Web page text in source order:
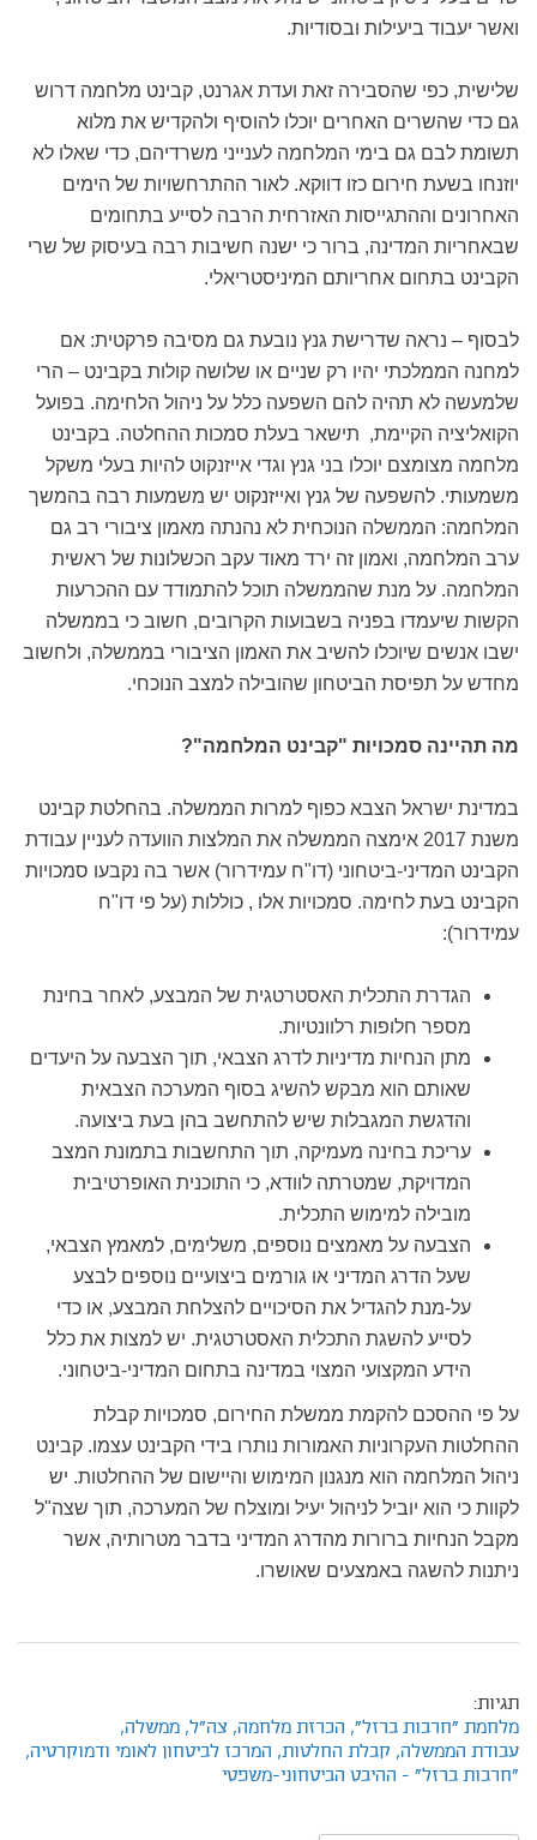
ואשר יעבוד ביעילות ובסודיות.
שלישית, כפי שהסבירה זאת ועדת אגרנט, קבינט מלחמה דרוש
גם כדי שהשרים האחרים יוכלו להוסיף ולהקדיש את מלוא
תשומת לבם גם בימי המלחמה לענייני משרדיהם, כדי שאלו לא
יוזנחו בשעת חירום כזו דווקא. לאור ההתרחשויות של הימים
האחרונים וההתגייסות האזרחית הרבה לסייע בתחומים
שבאחריות המדינה, ברור כי ישנה חשיבות רבה בעיסוק של שרי
הקבינט בתחום אחריותם המיניסטריאלי.
לבסוף – נראה שדרישת גנץ נובעת גם מסיבה פרקטית: אם
למחנה הממלכתי יהיו רק שניים או שלושה קולות בקבינט – הרי
שלמעשה לא תהיה להם השפעה כלל על ניהול הלחימה. בפועל
הקואליציה הקיימת, תישאר בעלת סמכות ההחלטה. בקבינט
מלחמה מצומצם יוכלו בני גנץ וגדי אייזנקוט להיות בעלי משקל
משמעותי. להשפעה של גנץ ואייזנקוט יש משמעות רבה בהמשך
המלחמה: הממשלה הנוכחית לא נהנתה מאמון ציבורי רב גם
ערב המלחמה, ואמון זה ירד מאוד עקב הכשלונות של ראשית
המלחמה. על מנת שהממשלה תוכל להתמודד עם ההכרעות
הקשות שיעמדו בפניה בשבועות הקרובים, חשוב כי בממשלה
ישבו אנשים שיוכלו להשיב את האמון הציבורי בממשלה, ולחשוב
מחדש על תפיסת הביטחון שהובילה למצב הנוכחי.
מה תהיינה סמכויות "קבינט המלחמה"?
במדינת ישראל הצבא כפוף למרות הממשלה. בהחלטת קבינט
משנת 2017 אימצה הממשלה את המלצות הוועדה לעניין עבודת
הקבינט המדיני-ביטחוני (דו"ח עמידרור) אשר בה נקבעו סמכויות
הקבינט בעת לחימה. סמכויות אלו , כוללות (על פי דו"ח
עמידרור):
הגדרת התכלית האסטרטגית של המבצע, לאחר בחינת
מספר חלופות רלוונטיות.
מתן הנחיות מדיניות לדרג הצבאי, תוך הצבעה על היעדים
שאותם הוא מבקש להשיג בסוף המערכה הצבאית
והדגשת המגבלות שיש להתחשב בהן בעת ביצועה.
עריכת בחינה מעמיקה, תוך התחשבות בתמונת המצב
המדויקת, שמטרתה לוודא, כי התוכנית האופרטיבית
מובילה למימוש התכלית.
הצבעה על מאמצים נוספים, משלימים, למאמץ הצבאי,
שעל הדרג המדיני או גורמים ביצועיים נוספים לבצע
על-מנת להגדיל את הסיכויים להצלחת המבצע, או כדי
לסייע להשגת התכלית האסטרטגית. יש למצות את כלל
הידע המקצועי המצוי במדינה בתחום המדיני-ביטחוני.
על פי ההסכם להקמת ממשלת החירום, סמכויות קבלת
ההחלטות העקרוניות האמורות נותרו בידי הקבינט עצמו. קבינט
ניהול המלחמה הוא מנגנון המימוש והיישום של ההחלטות. יש
לקוות כי הוא יוביל לניהול יעיל ומוצלח של המערכה, תוך שצה"ל
מקבל הנחיות ברורות מהדרג המדיני בדבר מטרותיה, אשר
ניתנות להשגה באמצעים שאושרו.
תגיות:
מלחמת "חרבות ברזל", הכרזת מלחמה, צה"ל, ממשלה,
עבודת הממשלה, קבלת החלטות, המרכז לביטחון לאומי ודמוקרטיה,
"חרבות ברזל" - ההיבט הביטחוני-משפטי